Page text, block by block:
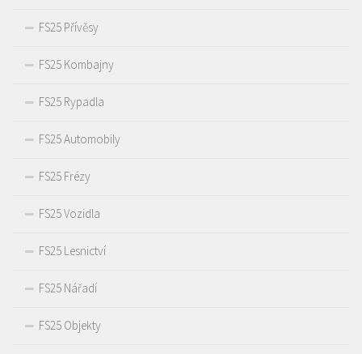
FS25 Přívěsy
FS25 Kombajny
FS25 Rypadla
FS25 Automobily
FS25 Frézy
FS25 Vozidla
FS25 Lesnictví
FS25 Nářadí
FS25 Objekty